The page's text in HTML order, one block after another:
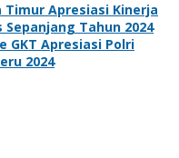
Timur Apresiasi Kinerja
Tahun 2024
GKT Apresiasi Polri
2024